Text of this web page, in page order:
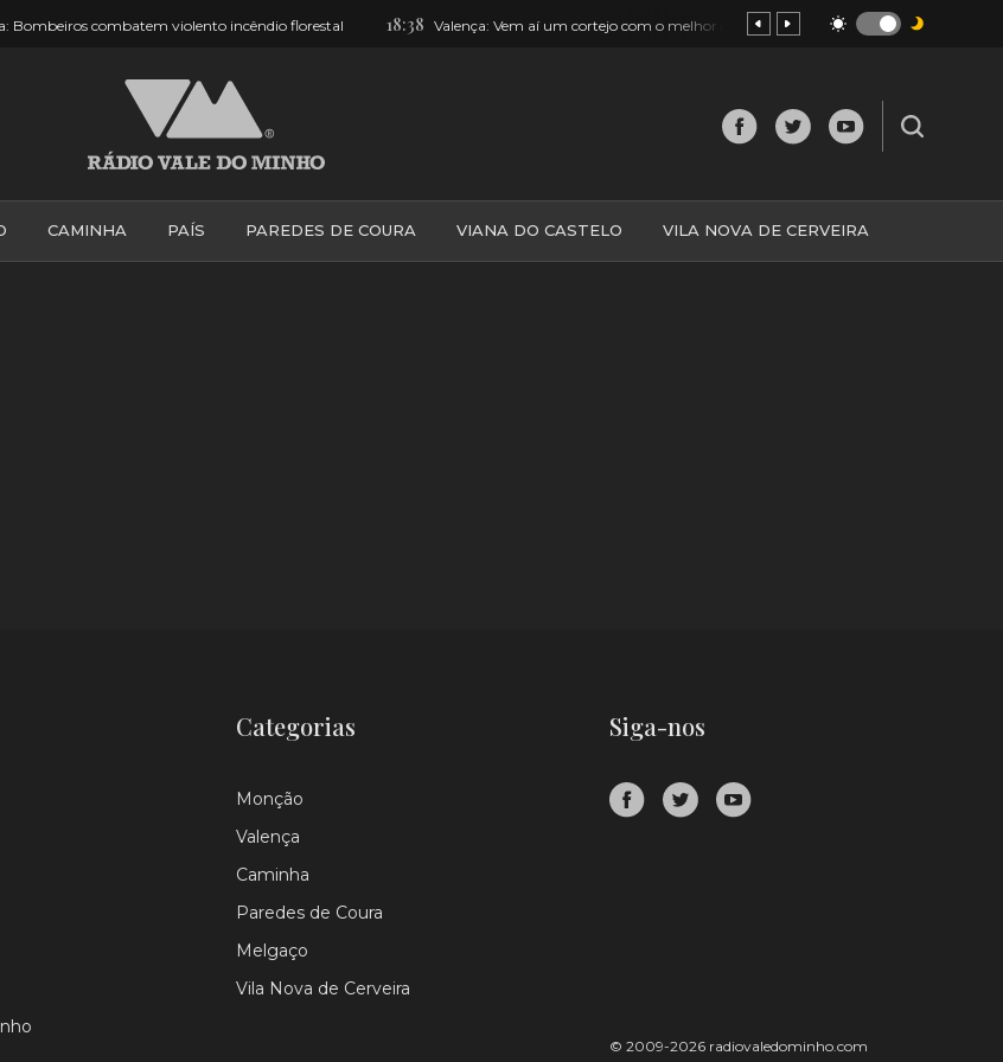
combatem violento incêndio florestal Valença: Vem aí um cortejo com o melhor de todas as freguesias 17:04 Alto Minho:
CAMINHA PAÍS PAREDES DE COURA VIANA DO CASTELO VILA NOVA DE CERVEIRA
Categorias
Monção
Valença
Caminha
Paredes de Coura
Melgaço
Vila Nova de Cerveira
Siga-nos
© 2009-2026 radiovaledominho.com